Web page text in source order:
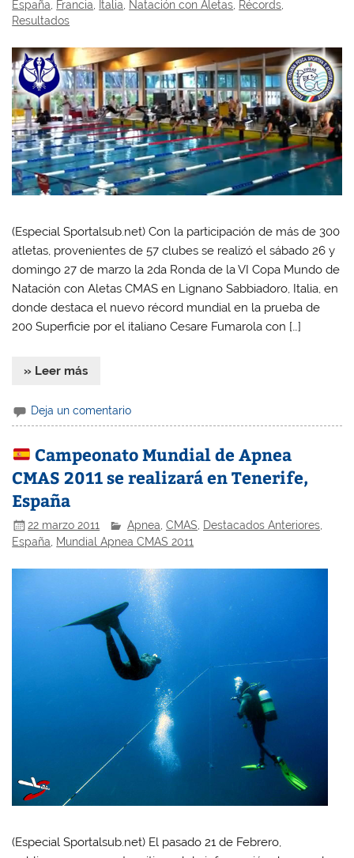
España Francia Italia Natación con Aletas Récords
Resultados
(Especial Sportalsub.net) Con la participación de más de 300
atletas, provenientes de 57 clubes se realizó el sábado 26 y
domingo 27 de marzo la 2da Ronda de la VI Copa Mundo de
Natación con Aletas CMAS en Lignano Sabbiadoro, Italia, en
donde destaca el nuevo récord mundial en la prueba de
200 Superficie por el italiano Cesare Fumarola con […]
» Leer más
Deja un comentario
Campeonato Mundial de Apnea
CMAS 2011 se realizará en Tenerife,
España
22 marzo 2011 Apnea ,CMAS Destacados Anteriores
España
Mundial Apnea CMAS 2011
(Especial Sportalsub.net) El pasado 21 de Febrero,